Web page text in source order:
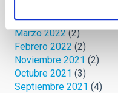
Abril 2022(1)
Marzo 2022(2)
Febrero 2022 (2)
Noviembre 2021 (2)
Octubre 2021 (3)
Septiembre 2021 (4)